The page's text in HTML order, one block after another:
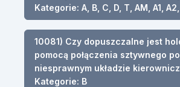
Kategorie: A, B, C, D, T, AM, A1, A2,
10081) Czy dopuszczalne jest
pomocą połączenia sztywnego
niesprawnym układzie
Kategorie: B